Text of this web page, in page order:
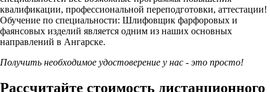
квалификации, профессиональной переподготовки, аттестации!
Обучение по специальности: Шлифовщик фарфоровых и
фаянсовых изделий является одним из наших основных
направлений в Ангарске.
Получить необходимое удостоверение у нас - это просто!
Рассчитайте стоимость дистанционного